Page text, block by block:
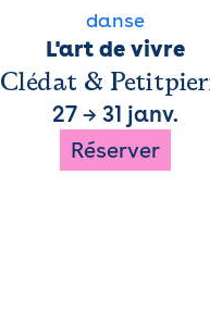
danse
L'art de vivre
Clédat &
27 → 31 janv.
Réserver